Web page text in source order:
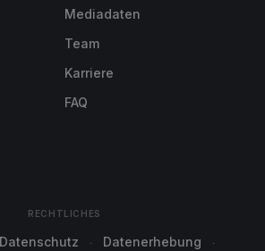
Mediadaten
Team
Karriere
FAQ
RECHTLICHES
Datenschutz
Datenerhebung